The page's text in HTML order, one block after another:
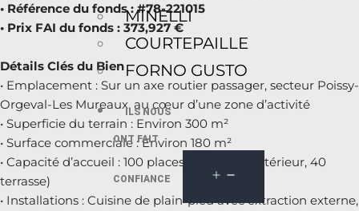
MINELLI
COURTEPAILLE
FORNO GUSTO
ILS NOUS
ONT FAIT
CONFIANCE
• Référence du fonds : #78-221015
• Prix FAI du fonds : 373,927 €
Détails Clés du Bien
• Emplacement : Sur un axe routier passager, secteur Poissy-
Orgeval-Les Mureaux, au cœur d’une zone d’activité
• Superficie du terrain : Environ 300 m²
• Surface commerciale : Environ 180 m²
• Capacité d’accueil : 100 places assises (60 intérieur, 40
terrasse)
• Installations : Cuisine de plain-pied avec extraction externe,